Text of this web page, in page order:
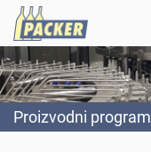
Proizvodni program